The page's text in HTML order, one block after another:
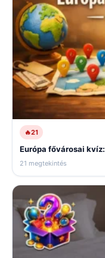
🔥21
Európa fővárosai
21 megtekintés